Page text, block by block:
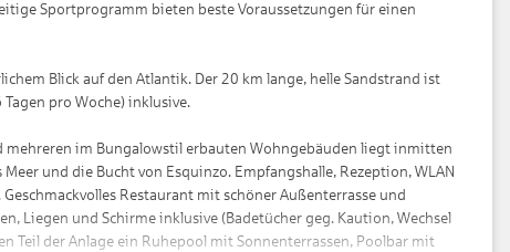
Sportprogramm bieten beste Voraussetzungen für einen
Blick auf den Atlantik. Der 20 km lange, helle Sandstrand ist
pro Woche) inklusive.
im Bungalowstil erbauten Wohngebäuden liegt inmitten
und die Bucht von Esquinzo. Empfangshalle, Rezeption, WLAN
Restaurant mit schöner Außenterrasse und
Liegen und Schirme inklusive (Badetücher geg. Kaution, Wechsel
Teil der Anlage ein Ruhepool mit Sonnenterrassen, Poolbar mit